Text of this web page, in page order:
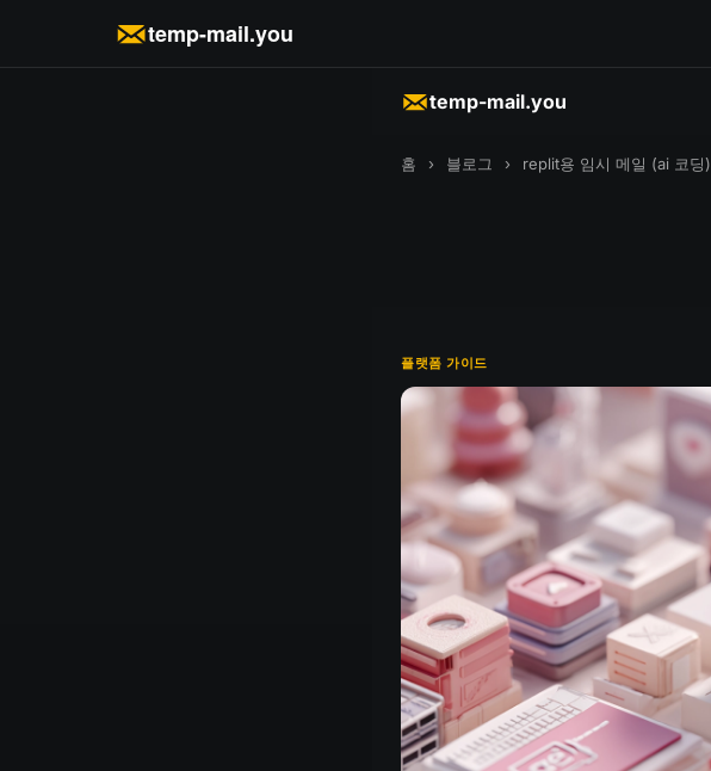
temp-mail.you
temp-mail.you
홈 › 블로그 › replit용 임시 메일 (ai 코딩)
플랫폼 가이드